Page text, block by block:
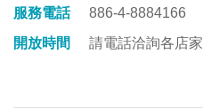
服務電話
886-4-8884166
開放時間
請電話洽詢各店家